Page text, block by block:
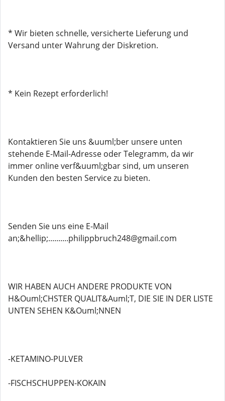
* Wir bieten schnelle, versicherte Lieferung und
Versand unter Wahrung der Diskretion.
* Kein Rezept erforderlich!
Kontaktieren Sie uns &uuml;ber unsere unten
stehende E-Mail-Adresse oder Telegramm, da wir
immer online verf&uuml;gbar sind, um unseren
Kunden den besten Service zu bieten.
Senden Sie uns eine E-Mail
an;&hellip;..........philippbruch248@gmail.com
WIR HABEN AUCH ANDERE PRODUKTE VON
H&Ouml;CHSTER QUALIT&Auml;T, DIE SIE IN DER LISTE
UNTEN SEHEN K&Ouml;NNEN
-KETAMINO-PULVER
-FISCHSCHUPPEN-KOKAIN